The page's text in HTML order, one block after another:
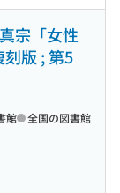
宗「女性
版 ; 第5
館 全国の図書館